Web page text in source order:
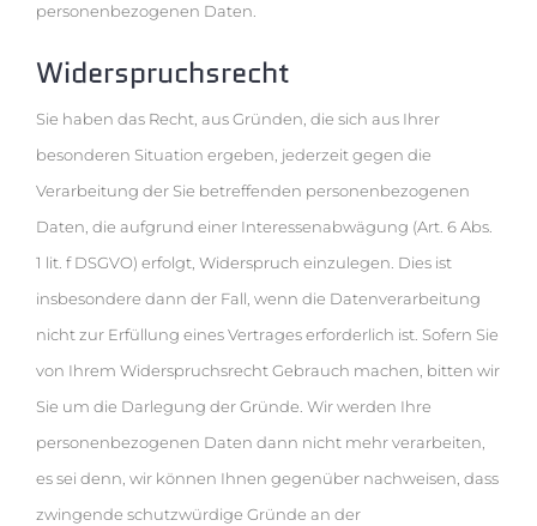
personenbezogenen Daten.
Widerspruchsrecht
Sie haben das Recht, aus Gründen, die sich aus Ihrer
besonderen Situation ergeben, jederzeit gegen die
Verarbeitung der Sie betreffenden personenbezogenen
Daten, die aufgrund einer Interessenabwägung (Art. 6 Abs.
1 lit. f DSGVO) erfolgt, Widerspruch einzulegen. Dies ist
insbesondere dann der Fall, wenn die Datenverarbeitung
nicht zur Erfüllung eines Vertrages erforderlich ist. Sofern Sie
von Ihrem Widerspruchsrecht Gebrauch machen, bitten wir
Sie um die Darlegung der Gründe. Wir werden Ihre
personenbezogenen Daten dann nicht mehr verarbeiten,
es sei denn, wir können Ihnen gegenüber nachweisen, dass
zwingende schutzwürdige Gründe an der